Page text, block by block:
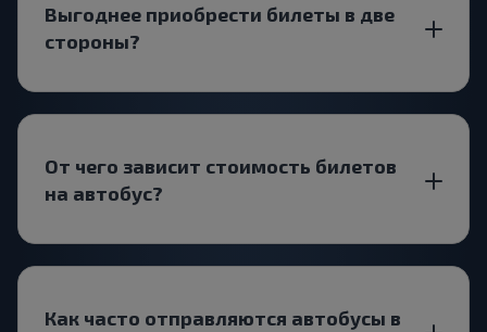
Выгоднее приобрести билеты в две
стороны?
От чего зависит стоимость билетов
на автобус?
Как часто отправляются автобусы в